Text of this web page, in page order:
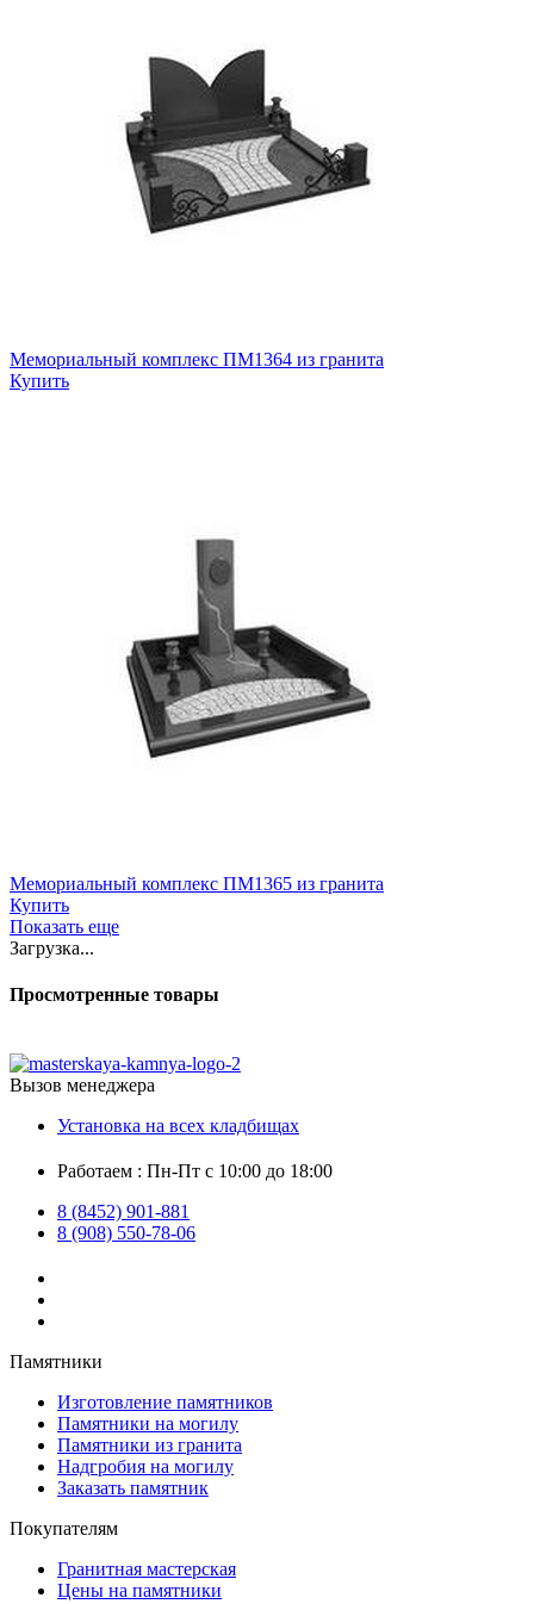
Мемориальный комплекс ПМ1364 из гранита
Купить
Мемориальный комплекс ПМ1365 из гранита
Купить
Показать еще
Загрузка...
Просмотренные товары
Вызов менеджера
Установка на всех кладбищах
Работаем : Пн-Пт с 10:00 до 18:00
8 (8452) 901-881
8 (908) 550-78-06
Памятники
Изготовление памятников
Памятники на могилу
Памятники из гранита
Надгробия на могилу
Заказать памятник
Покупателям
Гранитная мастерская
Цены на памятники